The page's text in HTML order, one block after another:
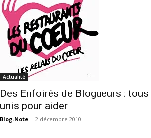
Actualité
Des Enfoirés de Blogueurs : tous
unis pour aider
Blog-Note - 2 décembre 2010